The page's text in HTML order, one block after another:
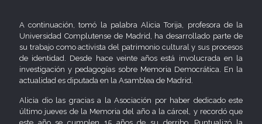
A continuación, tomó la palabra Alicia Torija, profesora de la
Universidad Complutense de Madrid, ha desarrollado parte de
su trabajo como activista del patrimonio cultural y sus procesos
de identidad. Desde hace veinte años está involucrada en la
investigación y pedagogías sobre Memoria Democrática. En la
actualidad es diputada en la Asamblea de Madrid.
Alicia dio las gracias a la Asociación por haber dedicado este
último jueves de la Memoria del año a la cárcel, y recordó que